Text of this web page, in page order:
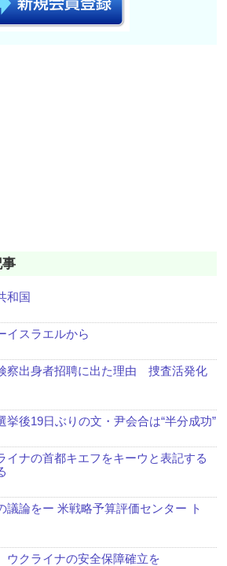
和国
イスラエルから
察出身者招聘に出た理由 捜査活発化
挙後19日ぶりの文・尹会合は“半分成功”
イナの首都キエフをキーウと表記する
議論をー 米戦略予算評価センター ト
ウクライナの安全保障確立を